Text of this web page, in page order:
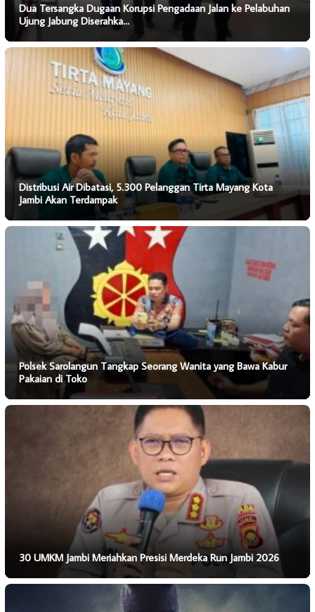
Dua Tersangka Dugaan Korupsi Pengadaan Jalan ke Pelabuhan
Ujung Jabung Diserahka…
Distribusi Air Dibatasi, 5.300 Pelanggan Tirta Mayang Kota
Jambi Akan Terdampak
Polsek Sarolangun Tangkap Seorang Wanita yang Bawa Kabur
Pakaian di Toko
30 UMKM Jambi Meriahkan Presisi Merdeka Run Jambi 2026